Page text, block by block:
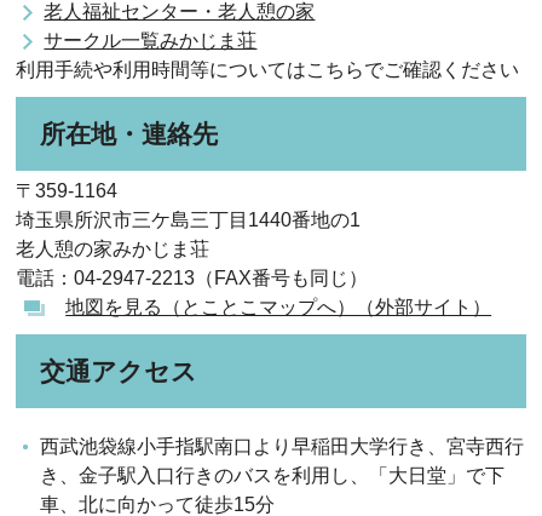
老人福祉センター・老人憩の家
サークル一覧みかじま荘
利用手続や利用時間等についてはこちらでご確認ください
所在地・連絡先
〒359-1164
埼玉県所沢市三ケ島三丁目1440番地の1
老人憩の家みかじま荘
電話：04-2947-2213（FAX番号も同じ）
地図を見る（とことこマップへ）（外部サイト）
交通アクセス
西武池袋線小手指駅南口より早稲田大学行き、宮寺西行
き、金子駅入口行きのバスを利用し、「大日堂」で下
車、北に向かって徒歩15分